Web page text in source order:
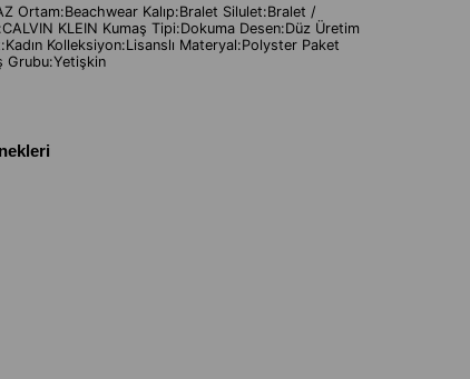
Ortam:Beachwear Kalıp:Bralet Silulet:Bralet /
KLEIN Kumaş Tipi:Dokuma Desen:Düz Üretim
Kolleksiyon:Lisanslı Materyal:Polyster Paket
Grubu:Yetişkin